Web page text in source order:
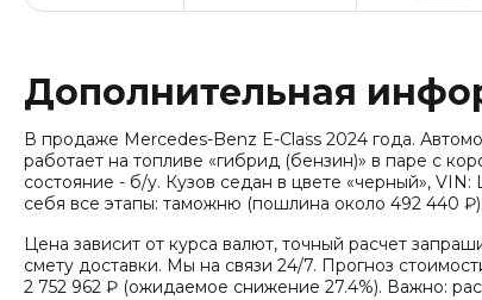
Дополнительная
В продаже Mercedes-Benz E-Class 2024 года.
работает на топливе «гибрид (бензин)» в паре с
состояние - б/у. Кузов седан в цвете «черный»,
себя все этапы: таможню (пошлина около 492 440
Цена зависит от курса валют, точный расчет
смету доставки. Мы на связи 24/7. Прогноз
2 752 962 ₽ (ожидаемое снижение 27.4%). Важно: